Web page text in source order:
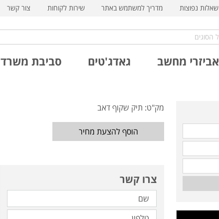
שאלות נפוצות מדריך למשתמש באתר שירות לקוחות צור קשר
אביזרי מחשב גאדג'טים סביבת משרד
מק"ט: תיק שקוף דאב
הוסף להצעת מחיר
צרו קשר